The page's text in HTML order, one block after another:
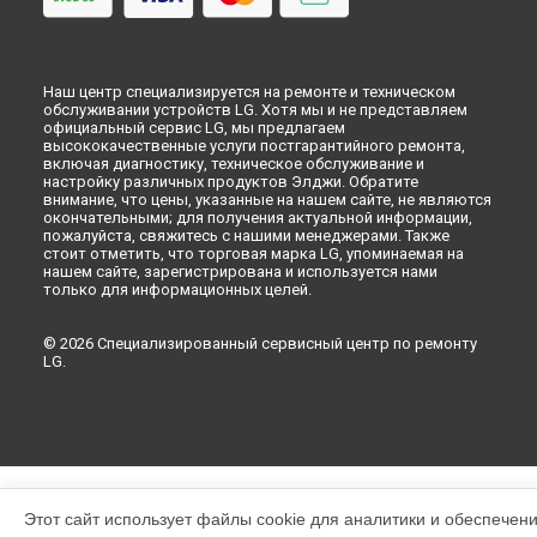
Наш центр специализируется на ремонте и техническом
обслуживании устройств LG. Хотя мы и не представляем
официальный сервис LG, мы предлагаем
высококачественные услуги постгарантийного ремонта,
включая диагностику, техническое обслуживание и
настройку различных продуктов Элджи. Обратите
внимание, что цены, указанные на нашем сайте, не являются
окончательными; для получения актуальной информации,
пожалуйста, свяжитесь с нашими менеджерами. Также
стоит отметить, что торговая марка LG, упоминаемая на
нашем сайте, зарегистрирована и используется нами
только для информационных целей.
© 2026 Специализированный сервисный центр по ремонту
LG.
Этот сайт использует файлы cookie для аналитики и